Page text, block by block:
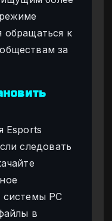
обращаться к
за
Esports
следовать
системы PC
в